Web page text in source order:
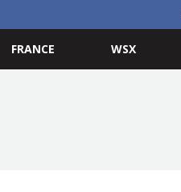
FRANCE WSX